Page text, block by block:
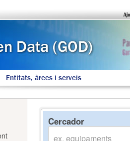
Entitats, àrees i serveis
Cercador